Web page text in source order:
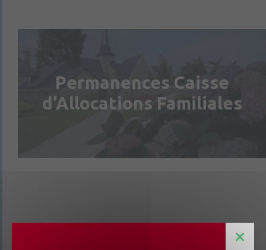
Permanences Caisse
d’Allocations Familiales